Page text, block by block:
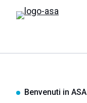
Benvenuti in ASA